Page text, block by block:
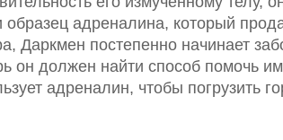
образец адреналина, который
Даркмен постепенно начинает
он должен найти способ помочь
адреналин, чтобы погрузить